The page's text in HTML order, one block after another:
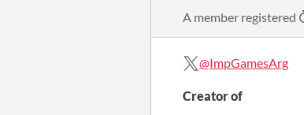
A member registered
@ImpGamesArg
Creator of